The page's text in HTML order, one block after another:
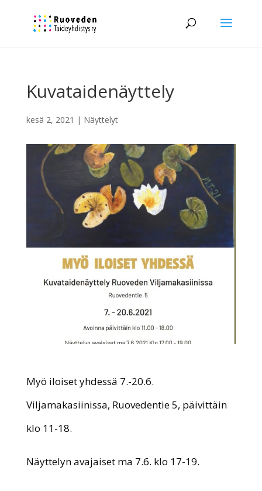
Kuvataidenäyttely
kesä 2, 2021 | Näyttelyt
Myö iloiset yhdessä 7.-20.6.
Viljamakasiinissa, Ruovedentie 5, päivittäin
klo 11-18.
Näyttelyn avajaiset ma 7.6. klo 17-19.